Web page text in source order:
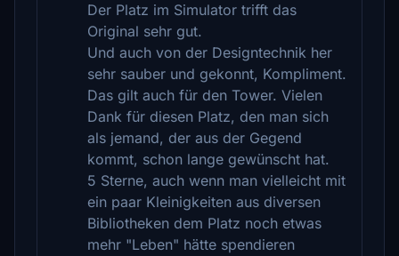
Der Platz im Simulator trifft das
Original sehr gut.
Und auch von der Designtechnik her
sehr sauber und gekonnt, Kompliment.
Das gilt auch für den Tower. Vielen
Dank für diesen Platz, den man sich
als jemand, der aus der Gegend
kommt, schon lange gewünscht hat.
5 Sterne, auch wenn man vielleicht mit
ein paar Kleinigkeiten aus diversen
Bibliotheken dem Platz noch etwas
mehr "Leben" hätte spendieren